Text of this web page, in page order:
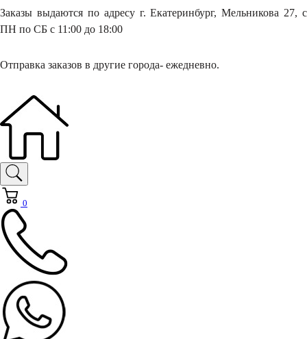
Заказы выдаются по адресу г. Екатеринбург, Мельникова 27, с
ПН по СБ с 11:00 до 18:00
Отправка заказов в другие города- ежедневно.
0